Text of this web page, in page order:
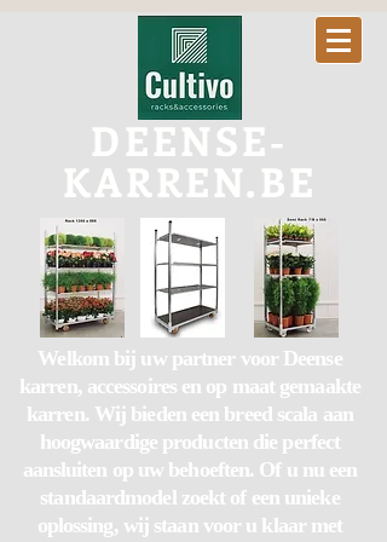
DEENSE-
KARREN.BE
Welkom bij uw partner voor Deense
karren, accessoires en op maat gemaakte
karren. Wij bieden een breed scala aan
hoogwaardige producten die perfect
aansluiten op uw behoeften. Of u nu een
standaardmodel zoekt of een unieke
oplossing, wij staan voor u klaar met